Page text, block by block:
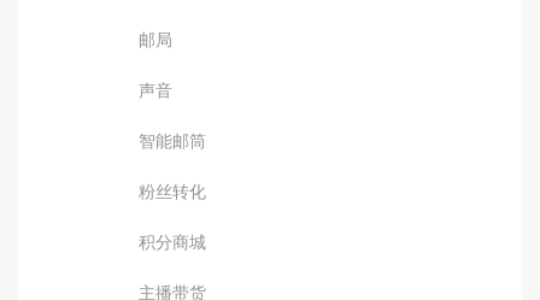
邮局
声音
智能邮筒
粉丝转化
积分商城
主播带货